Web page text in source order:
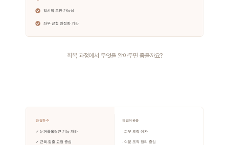
회복 과정에서 무엇을 알아두면 좋을까요?